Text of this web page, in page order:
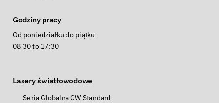
Godziny pracy
Od poniedziałku do piątku
08:30 to 17:30
Lasery światłowodowe
Seria Globalna CW Standard